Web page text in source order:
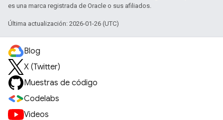
es una marca registrada de Oracle o sus afiliados.
Última actualización: 2026-01-26 (UTC)
Blog
X (Twitter)
Muestras de código
Codelabs
Videos